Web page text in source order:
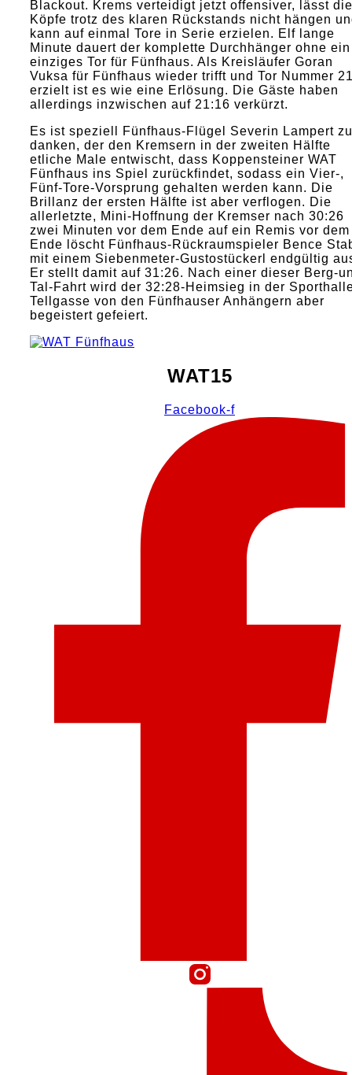
Blackout. Krems verteidigt jetzt offensiver, lässt die
Köpfe trotz des klaren Rückstands nicht hängen
kann auf einmal Tore in Serie erzielen. Elf lange
Minute dauert der komplette Durchhänger ohne ein
einziges Tor für Fünfhaus. Als Kreisläufer Goran
Vuksa für Fünfhaus wieder trifft und Tor Nummer
erzielt ist es wie eine Erlösung. Die Gäste haben
allerdings inzwischen auf 21:16 verkürzt.
Es ist speziell Fünfhaus-Flügel Severin Lampert zu
danken, der den Kremsern in der zweiten Hälfte
etliche Male entwischt, dass Koppensteiner WAT
Fünfhaus ins Spiel zurückfindet, sodass ein Vier-,
Fünf-Tore-Vorsprung gehalten werden kann. Die
Brillanz der ersten Hälfte ist aber verflogen. Die
allerletzte, Mini-Hoffnung der Kremser nach 30:26
zwei Minuten vor dem Ende auf ein Remis vor dem
Ende löscht Fünfhaus-Rückraumspieler Bence
mit einem Siebenmeter-Gustostückerl endgültig
Er stellt damit auf 31:26. Nach einer dieser Berg-
Tal-Fahrt wird der 32:28-Heimsieg in der
Tellgasse von den Fünfhauser Anhängern aber
begeistert gefeiert.
WAT15
Facebook-f